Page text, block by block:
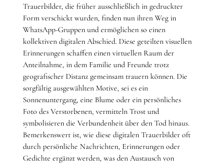
Trauerbilder, die früher ausschließlich in gedruckter
Form verschickt wurden, finden nun ihren Weg in
WhatsApp-Gruppen und ermöglichen so einen
kollektiven digitalen Abschied. Diese geteilten visuellen
Erinnerungen schaffen einen virtuellen Raum der
Anteilnahme, in dem Familie und Freunde trotz
geografischer Distanz gemeinsam trauern können. Die
sorgfältig ausgewählten Motive, sei es ein
Sonnenuntergang, eine Blume oder ein persönliches
Foto des Verstorbenen, vermitteln Trost und
symbolisieren die Verbundenheit über den Tod hinaus.
Bemerkenswert ist, wie diese digitalen Trauerbilder oft
durch persönliche Nachrichten, Erinnerungen oder
Gedichte ergänzt werden, was den Austausch von